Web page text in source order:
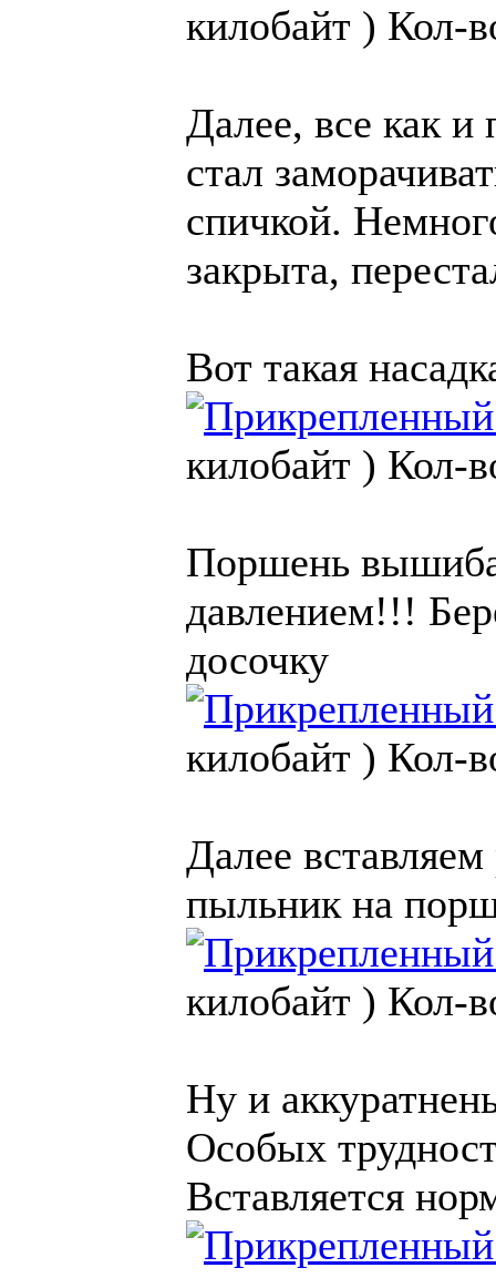
килобайт ) Кол-
Далее, все как и
стал
спичкой.
закрыта,
Вот такая
килобайт ) Кол-
Поршень
давлением!!!
досочку
килобайт ) Кол-
Далее
пыльник на
килобайт ) Кол-
Ну и
Особых
Вставляется